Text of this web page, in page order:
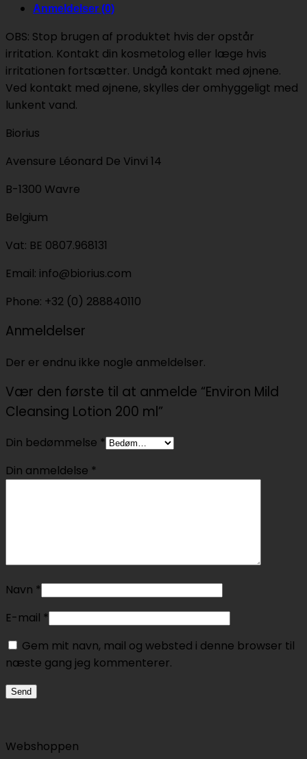
Anmeldelser (0)
OBS: Stop brugen af produktet hvis der opstår
irritation. Kontakt din kosmetolog eller læge hvis
irritationen fortsætter. Undgå kontakt med øjnene.
Ved kontakt med øjnene, skylles der omhyggeligt med
lunkent vand.
Biorius
Avensure Léonard De Vinvi 14
B-1300 Wavre
Belgium
Vat: BE 0807.968131
Email: info@biorius.com
Phone: +32 (0) 288840110
Anmeldelser
Der er endnu ikke nogle anmeldelser.
Vær den første til at anmelde “Environ Mild
Cleansing Lotion 200 ml”
Din bedømmelse *
Din anmeldelse *
Navn *
E-mail *
Gem mit navn, mail og websted i denne browser til
næste gang jeg kommenterer.
Webshoppen